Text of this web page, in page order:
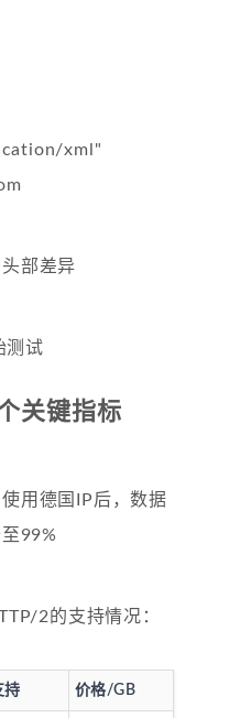
xml"
部差异
测试
关键指标
用德国IP后，数据
99%
2的支持情况：
持 价格/GB